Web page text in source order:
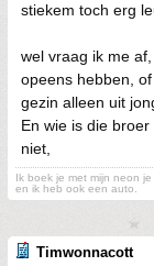
stiekem toch erg
wel vraag ik me
opeens hebben,
gezin alleen uit
En wie is die
niet,
Ik boek je met mijn neon je
en ik heb ook een auto.
Timwonnacott